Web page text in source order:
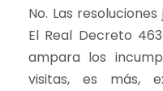
No. Las
El Real Decreto
ampara los
visitas, es más,